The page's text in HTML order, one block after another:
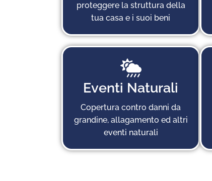
proteggere la struttura della
tua casa e i suoi beni
Eventi Naturali
Copertura contro danni da
grandine, allagamento ed altri
eventi naturali